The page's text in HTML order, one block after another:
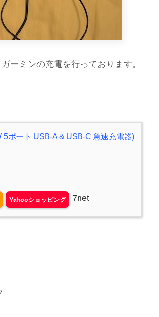
ーミンの充電を行っております。
ポート USB-A & USB-C 急速充電器)
Yahooショッピング 7net